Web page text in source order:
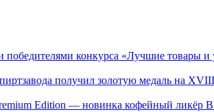
конкурса «Лучшие товары и
получил золотую медаль на
Edition — новинка кофейный